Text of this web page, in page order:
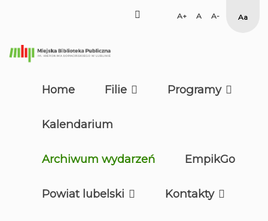
facebook
SetSet Set
Smaller
High
Home Filie Programy
Kalendarium
Archiwum wydarzeń EmpikGo
Powiat lubelski Kontakty